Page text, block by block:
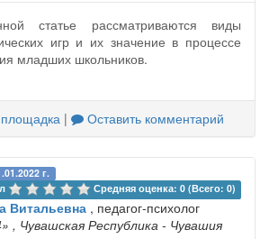
статье рассматриваются виды
игр и их значение в процессе
младших школьников.
| Оставить комментарий
г.
Средняя оценка: 0 (Всего: 0)
Витальевна , педагог-психолог
, Чувашская Республика - Чувашия